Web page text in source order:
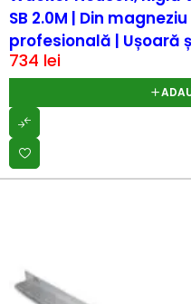
SB 2.0M | Din
profesională | Ușoară
734 lei